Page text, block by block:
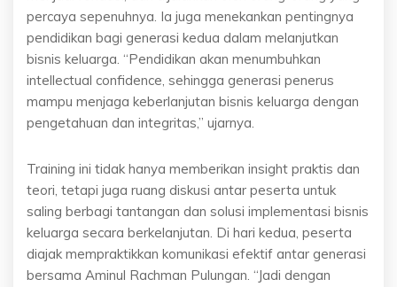
percaya sepenuhnya. Ia juga menekankan pentingnya
pendidikan bagi generasi kedua dalam melanjutkan
bisnis keluarga. “Pendidikan akan menumbuhkan
intellectual confidence, sehingga generasi penerus
mampu menjaga keberlanjutan bisnis keluarga dengan
pengetahuan dan integritas,” ujarnya.
Training ini tidak hanya memberikan insight praktis dan
teori, tetapi juga ruang diskusi antar peserta untuk
saling berbagi tantangan dan solusi implementasi bisnis
keluarga secara berkelanjutan. Di hari kedua, peserta
diajak mempraktikkan komunikasi efektif antar generasi
bersama Aminul Rachman Pulungan. “Jadi dengan